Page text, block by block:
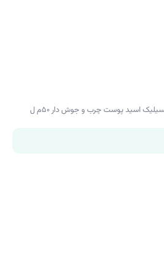
اسید پوست چرب و جوش دار 50م ل